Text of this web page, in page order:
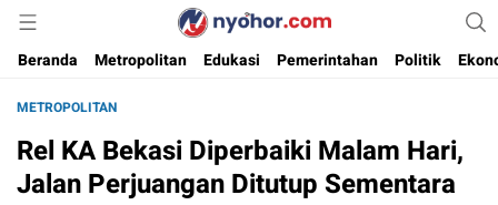
Nyohor.com
Media Informasi Ternyohor
Beranda
Metropolitan Edukasi Pemerintahan Politik
METROPOLITAN
Rel KA Bekasi Diperbaiki Malam Hari,
Jalan Perjuangan Ditutup Sementara